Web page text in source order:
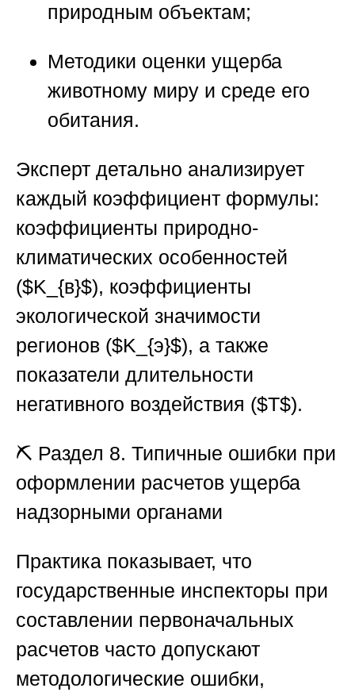
природным объектам;
Методики оценки ущерба
животному миру и среде его
обитания.
Эксперт детально анализирует
каждый коэффициент формулы:
коэффициенты природно-
климатических особенностей
($K_{в}$), коэффициенты
экологической значимости
регионов ($K_{э}$), а также
показатели длительности
негативного воздействия ($T$).
⛏️ Раздел 8. Типичные ошибки при
оформлении расчетов ущерба
надзорными органами
Практика показывает, что
государственные инспекторы при
составлении первоначальных
расчетов часто допускают
методологические ошибки,